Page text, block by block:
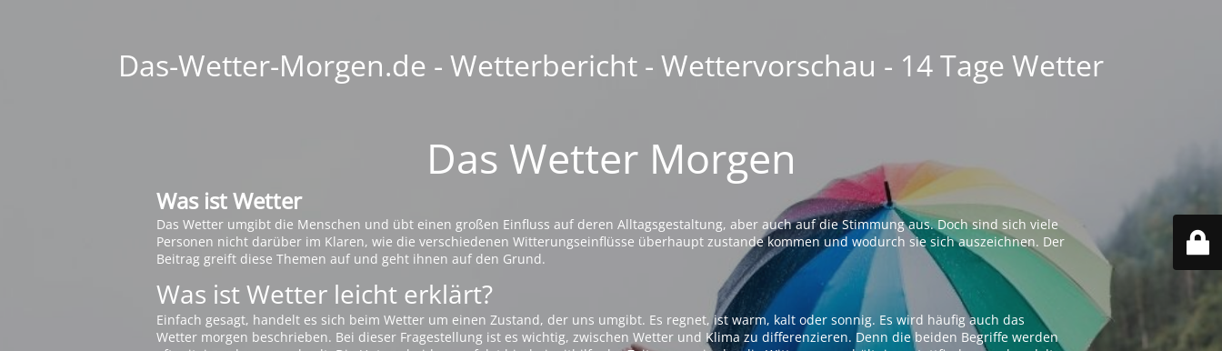
Das-Wetter-Morgen.de - Wetterbericht - Wettervorschau - 14 Tage Wetter
Das Wetter Morgen
Was ist Wetter
Das Wetter umgibt die Menschen und übt einen großen Einfluss auf deren Alltagsgestaltung, aber auch auf die Stimmung aus. Doch sind sich viele
Personen nicht darüber im Klaren, wie die verschiedenen Witterungseinflüsse überhaupt zustande kommen und wodurch sie sich auszeichnen. Der
Beitrag greift diese Themen auf und geht ihnen auf den Grund.
Was ist Wetter leicht erklärt?
Einfach gesagt, handelt es sich beim Wetter um einen Zustand, der uns umgibt. Es regnet, ist warm, kalt oder sonnig. Es wird häufig auch das
Wetter morgen beschrieben. Bei dieser Fragestellung ist es wichtig, zwischen Wetter und Klima zu differenzieren. Denn die beiden Begriffe werden